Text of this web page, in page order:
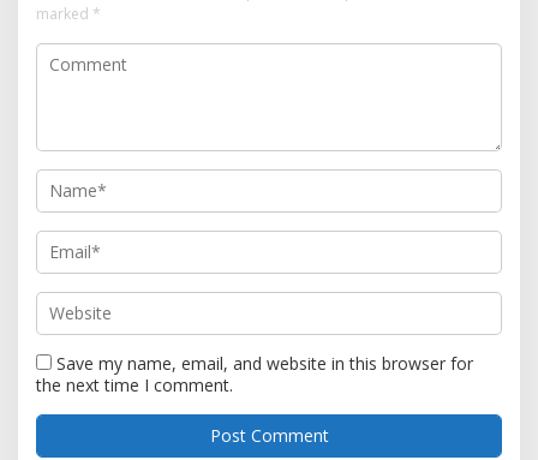
marked *
Save my name, email, and website in this browser for
the next time I comment.